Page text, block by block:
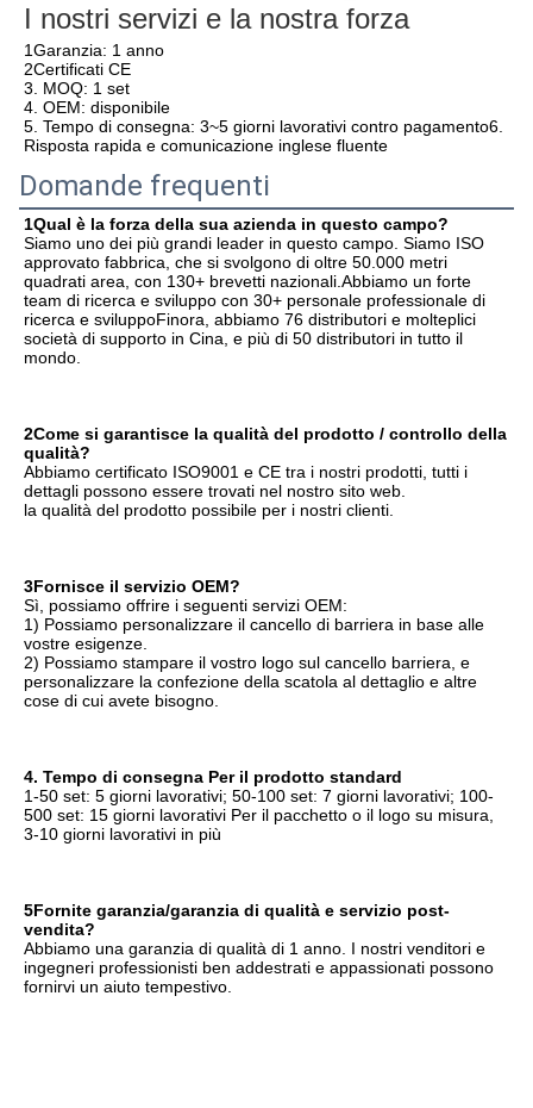
I nostri servizi e la nostra forza
1Garanzia: 1 anno
2Certificati CE
3. MOQ: 1 set
4. OEM: disponibile
5. Tempo di consegna: 3~5 giorni lavorativi contro pagamento6.
Risposta rapida e comunicazione inglese fluente
Domande frequenti
1Qual è la forza della sua azienda in questo campo?
Siamo uno dei più grandi leader in questo campo. Siamo ISO
approvato fabbrica, che si svolgono di oltre 50.000 metri
quadrati area, con 130+ brevetti nazionali.Abbiamo un forte
team di ricerca e sviluppo con 30+ personale professionale di
ricerca e sviluppoFinora, abbiamo 76 distributori e molteplici
società di supporto in Cina, e più di 50 distributori in tutto il
mondo.
2Come si garantisce la qualità del prodotto / controllo della
qualità?
Abbiamo certificato ISO9001 e CE tra i nostri prodotti, tutti i
dettagli possono essere trovati nel nostro sito web.
la qualità del prodotto possibile per i nostri clienti.
3Fornisce il servizio OEM?
Sì, possiamo offrire i seguenti servizi OEM:
1) Possiamo personalizzare il cancello di barriera in base alle
vostre esigenze.
2) Possiamo stampare il vostro logo sul cancello barriera, e
personalizzare la confezione della scatola al dettaglio e altre
cose di cui avete bisogno.
4. Tempo di consegna Per il prodotto standard
1-50 set: 5 giorni lavorativi; 50-100 set: 7 giorni lavorativi; 100-
500 set: 15 giorni lavorativi Per il pacchetto o il logo su misura,
3-10 giorni lavorativi in più
5Fornite garanzia/garanzia di qualità e servizio post-
vendita?
Abbiamo una garanzia di qualità di 1 anno. I nostri venditori e
ingegneri professionisti ben addestrati e appassionati possono
fornirvi un aiuto tempestivo.